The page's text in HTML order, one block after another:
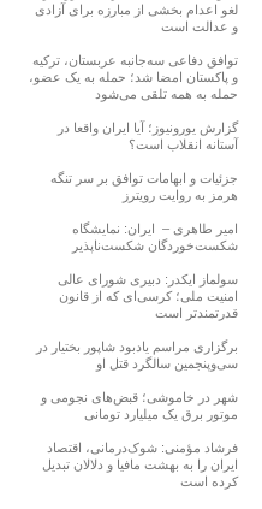
لغو اعدام بخشی از مبارزه برای آزادی
و عدالت است
توافق دفاعی سه‌جانبه عربستان، ترکیه
و پاکستان امضا شد؛ حمله به یک عضو،
حمله به همه تلقی می‌شود
گزارش یورونیوز؛ آیا ایران واقعا در
آستانه انقلاب است؟
جزئیات و ابهامات توافق بر سر تنگه
هرمز به روایت رویترز
امیر طاهری – ایران: نمایشگاه
شکست‌خوردگان شکست‌ناپذیر
سولماز ایکدر: دبیری شورای عالی
امنیت ملی؛ کرسی‌ای که از قانون
قدرتمندتر است
برگزاری مراسم یادبود شاپور بختیار در
سی‌وپنجمین سالگرد قتل او
شهر در خاموشی؛ قبض‌های نجومی و
موتور برق یک میلیارد تومانی
فرشاد مؤمنی: شوک‌درمانی، اقتصاد
ایران را به بهشت مافیا و دلالان تبدیل
کرده است